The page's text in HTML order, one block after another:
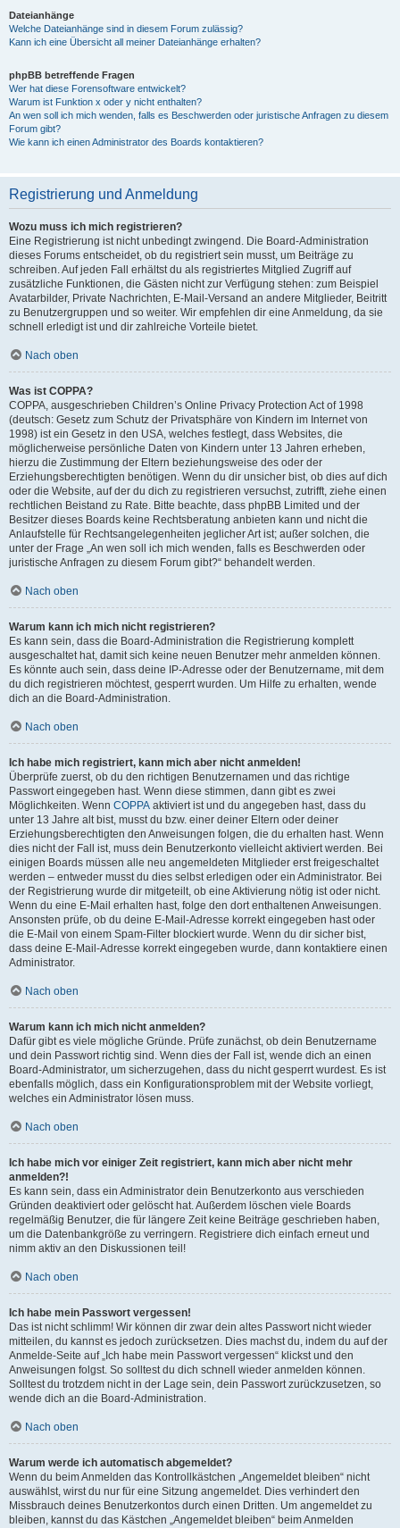
Dateianhänge
Welche Dateianhänge sind in diesem Forum zulässig?
Kann ich eine Übersicht all meiner Dateianhänge erhalten?
phpBB betreffende Fragen
Wer hat diese Forensoftware entwickelt?
Warum ist Funktion x oder y nicht enthalten?
An wen soll ich mich wenden, falls es Beschwerden oder juristische Anfragen zu diesem
Forum gibt?
Wie kann ich einen Administrator des Boards kontaktieren?
Registrierung und Anmeldung
Wozu muss ich mich registrieren?
Eine Registrierung ist nicht unbedingt zwingend. Die Board-Administration
dieses Forums entscheidet, ob du registriert sein musst, um Beiträge zu
schreiben. Auf jeden Fall erhältst du als registriertes Mitglied Zugriff auf
zusätzliche Funktionen, die Gästen nicht zur Verfügung stehen: zum Beispiel
Avatarbilder, Private Nachrichten, E-Mail-Versand an andere Mitglieder, Beitritt
zu Benutzergruppen und so weiter. Wir empfehlen dir eine Anmeldung, da sie
schnell erledigt ist und dir zahlreiche Vorteile bietet.
Nach oben
Was ist COPPA?
COPPA, ausgeschrieben Children’s Online Privacy Protection Act of 1998
(deutsch: Gesetz zum Schutz der Privatsphäre von Kindern im Internet von
1998) ist ein Gesetz in den USA, welches festlegt, dass Websites, die
möglicherweise persönliche Daten von Kindern unter 13 Jahren erheben,
hierzu die Zustimmung der Eltern beziehungsweise des oder der
Erziehungsberechtigten benötigen. Wenn du dir unsicher bist, ob dies auf dich
oder die Website, auf der du dich zu registrieren versuchst, zutrifft, ziehe einen
rechtlichen Beistand zu Rate. Bitte beachte, dass phpBB Limited und der
Besitzer dieses Boards keine Rechtsberatung anbieten kann und nicht die
Anlaufstelle für Rechtsangelegenheiten jeglicher Art ist; außer solchen, die
unter der Frage „An wen soll ich mich wenden, falls es Beschwerden oder
juristische Anfragen zu diesem Forum gibt?“ behandelt werden.
Nach oben
Warum kann ich mich nicht registrieren?
Es kann sein, dass die Board-Administration die Registrierung komplett
ausgeschaltet hat, damit sich keine neuen Benutzer mehr anmelden können.
Es könnte auch sein, dass deine IP-Adresse oder der Benutzername, mit dem
du dich registrieren möchtest, gesperrt wurden. Um Hilfe zu erhalten, wende
dich an die Board-Administration.
Nach oben
Ich habe mich registriert, kann mich aber nicht anmelden!
Überprüfe zuerst, ob du den richtigen Benutzernamen und das richtige
Passwort eingegeben hast. Wenn diese stimmen, dann gibt es zwei
Möglichkeiten. Wenn COPPA aktiviert ist und du angegeben hast, dass du
unter 13 Jahre alt bist, musst du bzw. einer deiner Eltern oder deiner
Erziehungsberechtigten den Anweisungen folgen, die du erhalten hast. Wenn
dies nicht der Fall ist, muss dein Benutzerkonto vielleicht aktiviert werden. Bei
einigen Boards müssen alle neu angemeldeten Mitglieder erst freigeschaltet
werden – entweder musst du dies selbst erledigen oder ein Administrator. Bei
der Registrierung wurde dir mitgeteilt, ob eine Aktivierung nötig ist oder nicht.
Wenn du eine E-Mail erhalten hast, folge den dort enthaltenen Anweisungen.
Ansonsten prüfe, ob du deine E-Mail-Adresse korrekt eingegeben hast oder
die E-Mail von einem Spam-Filter blockiert wurde. Wenn du dir sicher bist,
dass deine E-Mail-Adresse korrekt eingegeben wurde, dann kontaktiere einen
Administrator.
Nach oben
Warum kann ich mich nicht anmelden?
Dafür gibt es viele mögliche Gründe. Prüfe zunächst, ob dein Benutzername
und dein Passwort richtig sind. Wenn dies der Fall ist, wende dich an einen
Board-Administrator, um sicherzugehen, dass du nicht gesperrt wurdest. Es ist
ebenfalls möglich, dass ein Konfigurationsproblem mit der Website vorliegt,
welches ein Administrator lösen muss.
Nach oben
Ich habe mich vor einiger Zeit registriert, kann mich aber nicht mehr
anmelden?!
Es kann sein, dass ein Administrator dein Benutzerkonto aus verschieden
Gründen deaktiviert oder gelöscht hat. Außerdem löschen viele Boards
regelmäßig Benutzer, die für längere Zeit keine Beiträge geschrieben haben,
um die Datenbankgröße zu verringern. Registriere dich einfach erneut und
nimm aktiv an den Diskussionen teil!
Nach oben
Ich habe mein Passwort vergessen!
Das ist nicht schlimm! Wir können dir zwar dein altes Passwort nicht wieder
mitteilen, du kannst es jedoch zurücksetzen. Dies machst du, indem du auf der
Anmelde-Seite auf „Ich habe mein Passwort vergessen“ klickst und den
Anweisungen folgst. So solltest du dich schnell wieder anmelden können.
Solltest du trotzdem nicht in der Lage sein, dein Passwort zurückzusetzen, so
wende dich an die Board-Administration.
Nach oben
Warum werde ich automatisch abgemeldet?
Wenn du beim Anmelden das Kontrollkästchen „Angemeldet bleiben“ nicht
auswählst, wirst du nur für eine Sitzung angemeldet. Dies verhindert den
Missbrauch deines Benutzerkontos durch einen Dritten. Um angemeldet zu
bleiben, kannst du das Kästchen „Angemeldet bleiben“ beim Anmelden